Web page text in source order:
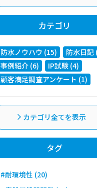
カテゴリ
防水ノウハウ (15)
防水日記
事例紹介 (6)
IP試験 (4)
顧客満足調査アンケート (1)
カテゴリ全てを表示
タグ
#耐環境性 (20)